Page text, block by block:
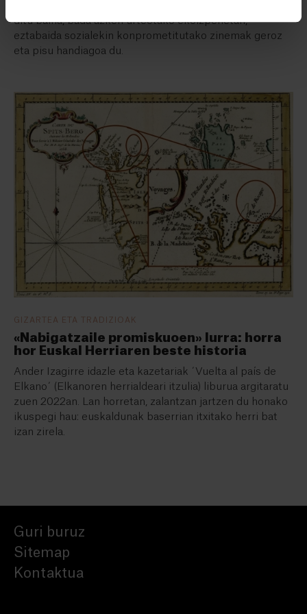
ditu baina, bada azken urteotako ekoizpenetan,
eztabaida sozialekin konprometitutako zinemak geroz
eta pisu handiagoa du.
GIZARTEA ETA TRADIZIOAK
«Nabigatzaile promiskuoen» lurra: horra
hor Euskal Herriaren beste historia
Ander Izagirre idazle eta kazetariak ´Vuelta al país de
Elkano´ (Elkanoren herrialdeari itzulia) liburua argitaratu
zuen 2022an. Lan horretan, zalantzan jartzen du honako
ikuspegi hau: euskaldunak baserrian itxitako herri bat
izan zirela.
Guri buruz
Sitemap
Kontaktua